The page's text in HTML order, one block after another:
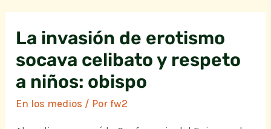
La invasión de erotismo
socava celibato y respeto
a niños: obispo
En los medios / Porfw2